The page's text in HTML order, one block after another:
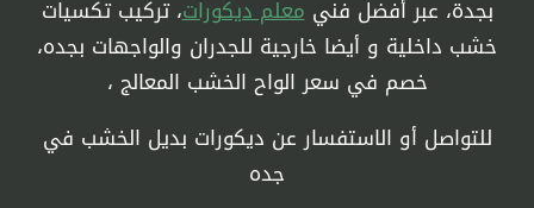
بجدة، عبر أفضل فنيمعلم ديكورات، تركيب تكسيات
خشب داخلية و أيضا خارجية للجدران والواجهات بجده،
خصم في سعر الواح الخشب المعالج ،
للتواصل أو الاستفسار عن ديكورات بديل الخشب في
جده